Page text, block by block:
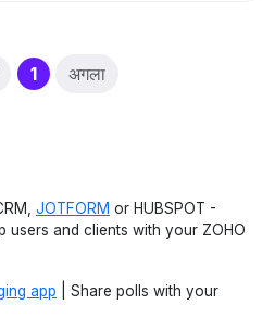
1(current)
अगला
JOTFORM or HUBSPOT -
users and clients with your ZOHO
app | Share polls with your